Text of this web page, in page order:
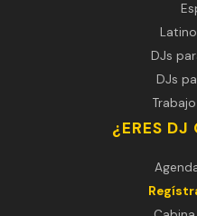
DJs
DJs
¿ERES DJ